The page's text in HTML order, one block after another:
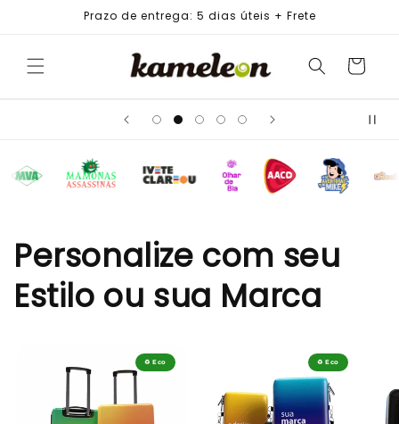
Prazo de entrega: 5 dias úteis + Frete
Carrinho
Personalize com seu
Estilo ou sua Marca
♻️ Eco ♻️ Eco